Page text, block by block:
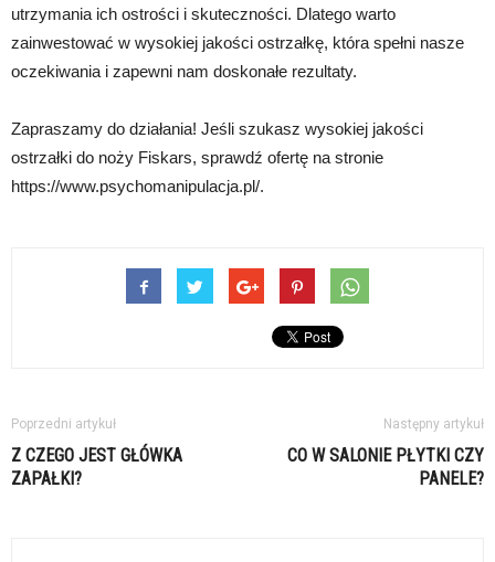
utrzymania ich ostrości i skuteczności. Dlatego warto
zainwestować w wysokiej jakości ostrzałkę, która spełni nasze
oczekiwania i zapewni nam doskonałe rezultaty.
Zapraszamy do działania! Jeśli szukasz wysokiej jakości
ostrzałki do noży Fiskars, sprawdź ofertę na stronie
https://www.psychomanipulacja.pl/.
Poprzedni artykuł
Z CZEGO JEST GŁÓWKA
ZAPAŁKI?
Następny artykuł
CO W SALONIE PŁYTKI CZY
PANELE?